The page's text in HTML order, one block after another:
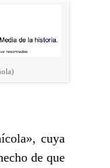
cuya
de que